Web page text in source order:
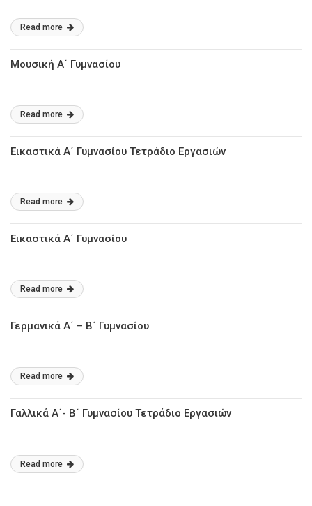
Read more
Μουσική Α΄ Γυμνασίου
Read more
Εικαστικά Α΄ Γυμνασίου Τετράδιο Εργασιών
Read more
Εικαστικά Α΄ Γυμνασίου
Read more
Γερμανικά Α΄ – Β΄ Γυμνασίου
Read more
Γαλλικά Α΄- Β΄ Γυμνασίου Τετράδιο Εργασιών
Read more